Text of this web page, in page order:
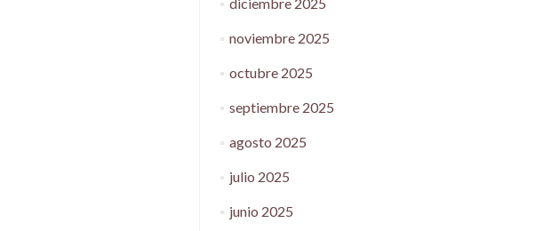
noviembre 2025
octubre 2025
septiembre 2025
agosto 2025
julio 2025
junio 2025